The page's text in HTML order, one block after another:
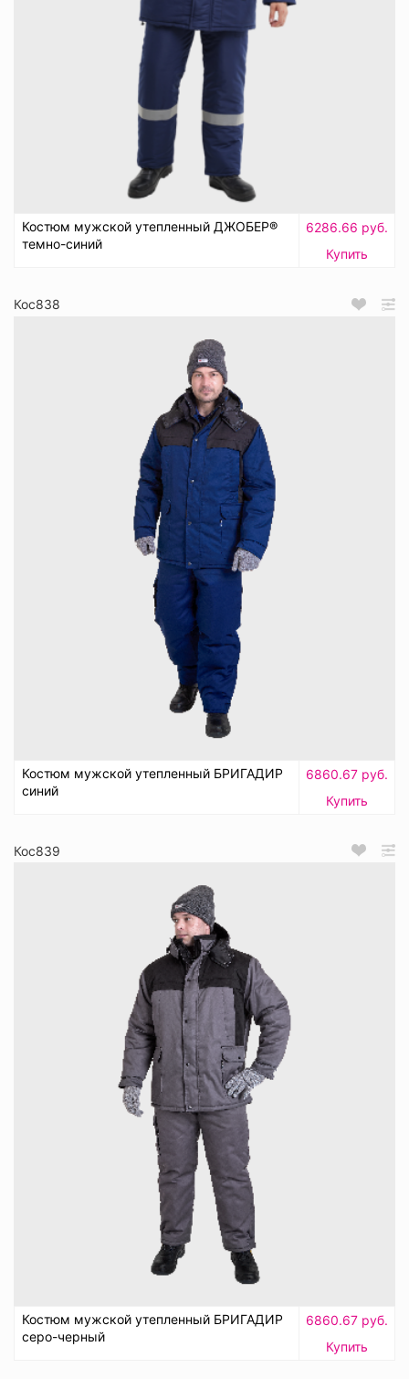
Костюм мужской утепленный ДЖОБЕР®
темно-синий
6286.66 руб.
Купить
Кос838
Костюм мужской утепленный БРИГАДИР
синий
6860.67 руб.
Купить
Кос839
Костюм мужской утепленный БРИГАДИР
серо-черный
6860.67 руб.
Купить